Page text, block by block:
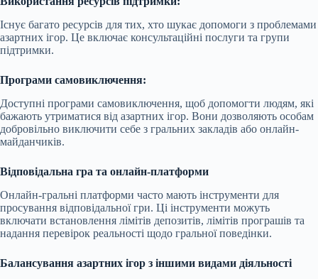
Існує багато ресурсів для тих, хто шукає допомоги з проблемами
азартних ігор. Це включає консультаційні послуги та групи
підтримки.
Програми самовиключення:
Доступні програми самовиключення, щоб допомогти людям, які
бажають утриматися від азартних ігор. Вони дозволяють особам
добровільно виключити себе з гральних закладів або онлайн-
майданчиків.
Відповідальна гра та онлайн-платформи
Онлайн-гральні платформи часто мають інструменти для
просування відповідальної гри. Ці інструменти можуть
включати встановлення лімітів депозитів, лімітів програшів та
надання перевірок реальності щодо гральної поведінки.
Балансування азартних ігор з іншими видами діяльності